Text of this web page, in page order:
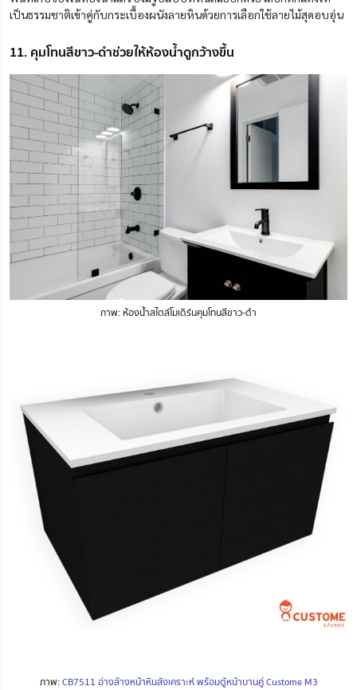
เป็นธรรมชาติเข้าคู่กับกระเบื้องผนังลายหินด้วยการเลือกใช้ลายไม้สุดอบอุ่น
11. คุมโทนสีขาว-ดำช่วยให้ห้องน้ำดูกว้างขึ้น
ภาพ: ห้องน้ำสไตล์โมเดิร์นคุมโทนสีขาว-ดำ
ภาพ:CB7511 อ่างล้างหน้าหินสังเคราะห์ พร้อมตู้หน้าบานคู่ Custome M3